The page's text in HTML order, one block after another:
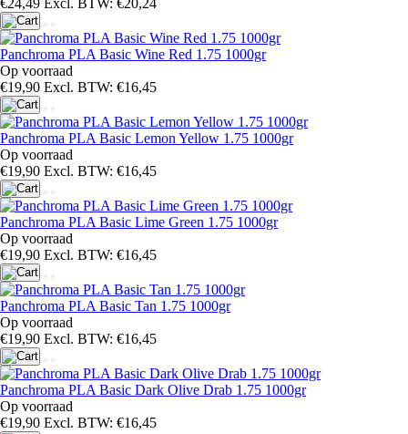
€24,49 Excl. BTW: €20,24
Panchroma PLA Basic Wine Red 1.75 1000gr
Op voorraad
€19,90 Excl. BTW: €16,45
Panchroma PLA Basic Lemon Yellow 1.75 1000gr
Op voorraad
€19,90 Excl. BTW: €16,45
Panchroma PLA Basic Lime Green 1.75 1000gr
Op voorraad
€19,90 Excl. BTW: €16,45
Panchroma PLA Basic Tan 1.75 1000gr
Op voorraad
€19,90 Excl. BTW: €16,45
Panchroma PLA Basic Dark Olive Drab 1.75 1000gr
Op voorraad
€19,90 Excl. BTW: €16,45